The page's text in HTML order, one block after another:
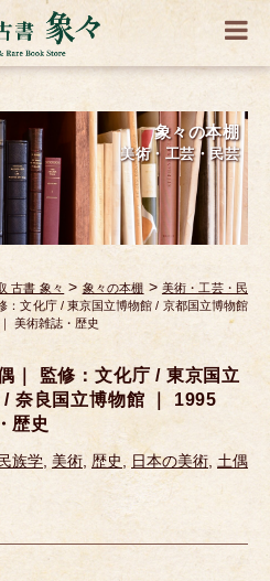
象々の本棚
美術・工芸・民芸
古書 象々 > 象々の本棚 > 美術・工芸・民
文化庁 / 東京国立博物館 / 京都国立博物館
美術雑誌・歴史
｜ 監修：文化庁 / 東京国立
奈良国立博物館 ｜ 1995
歴史
族学, 美術, 歴史,日本の美術, 土偶